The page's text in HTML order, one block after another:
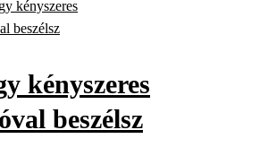
kényszeres
beszélsz